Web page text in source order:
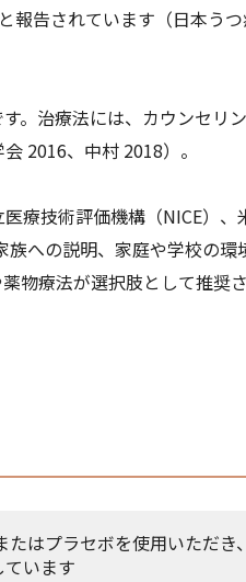
報告されています（日本う
。治療法には、カウンセリ
2016、中村 2018）。
療技術評価機構（NICE）、
への説明、家庭や学校の
物療法が選択肢として推奨
はプラセボを使用いただき
います